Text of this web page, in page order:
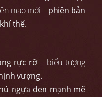
mạo mới – phiên bản
thế.
rực rỡ – biểu tượng
vượng.
ngựa đen mạnh mẽ